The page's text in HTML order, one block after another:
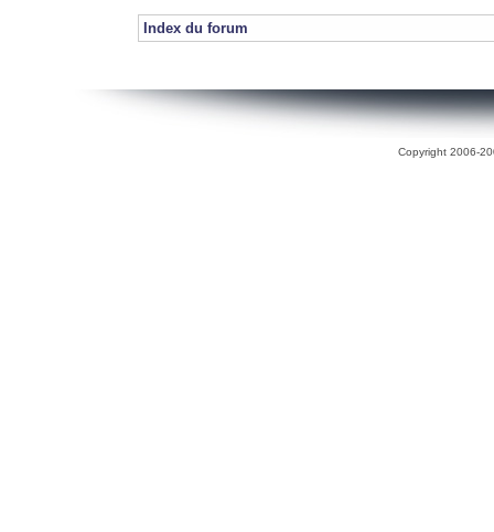
Index du forum
Copyright 2006-